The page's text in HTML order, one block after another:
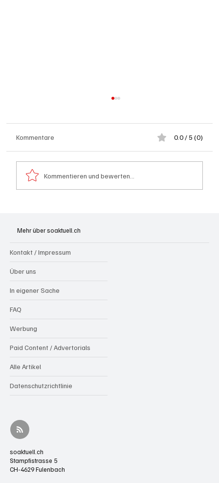
Kommentare 0.0 / 5 (0)
Kommentieren und bewerten...
Mehr über soaktuell.ch
Kontakt / Impressum
Über uns
In eigener Sache
FAQ
Werbung
Paid Content / Advertorials
Alle Artikel
Datenschutzrichtlinie
soaktuell.ch
Stampfistrasse 5
CH-4629 Fulenbach